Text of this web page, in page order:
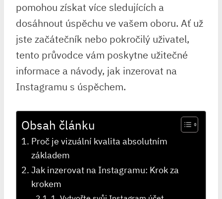
pomohou získat více sledujících a
dosáhnout úspěchu ve vašem oboru. Ať už
jste začátečník nebo pokročilý uživatel,
tento průvodce vám poskytne užitečné
informace a návody, jak inzerovat na
Instagramu s úspěchem.
Obsah článku
Proč je vizuální kvalita absolutním
základem
Jak inzerovat na Instagramu: Krok za
krokem